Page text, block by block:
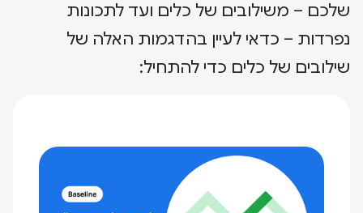
שלכם – משילובים של כלים ועד לתכונות
נפרדות – כדאי לעיין בהדגמות האלה של
שילובים של כלים כדי להתחיל: